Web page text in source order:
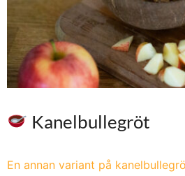
Kanelbullegröt
En annan variant på